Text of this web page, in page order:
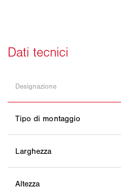
Designazione
Tipo di montaggio
Larghezza
Altezza